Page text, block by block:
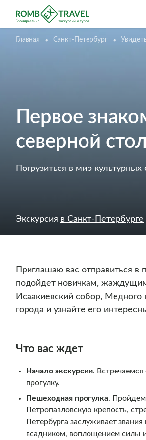
Главная Санкт-Петербург
Первое
северной
Погрузиться в мир
Экскурсия в Санкт-Петербурге
Приглашаю вас отправиться в
подойдет новичкам,
Исаакиевский собор,
города и узнайте его
Что вас ждет
Начало экскурсии.
прогулку.
Пешеходная прогулка.
Петропавловскую крепость,
Петербурга заслуживает
всадником, воплощением силы